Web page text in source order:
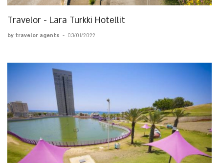
Travelor - Lara Turkki Hotellit
by travelor agents - 03/01/2022